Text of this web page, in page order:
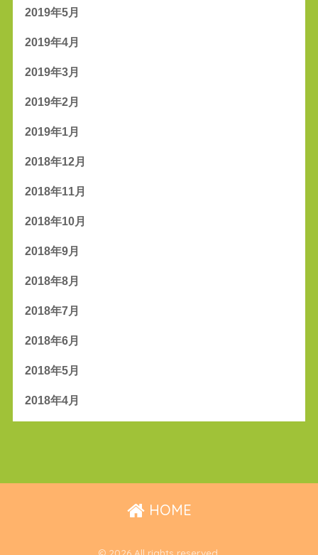
2019年5月
2019年4月
2019年3月
2019年2月
2019年1月
2018年12月
2018年11月
2018年10月
2018年9月
2018年8月
2018年7月
2018年6月
2018年5月
2018年4月
HOME
© 2026 All rights reserved.